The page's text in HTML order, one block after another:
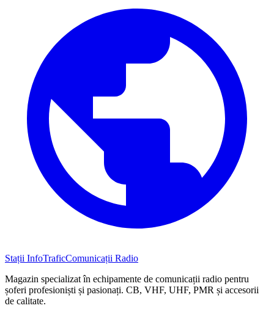
Stații InfoTraficComunicații Radio
Magazin specializat în echipamente de comunicații radio pentru
șoferi profesioniști și pasionați. CB, VHF, UHF, PMR și accesorii
de calitate.